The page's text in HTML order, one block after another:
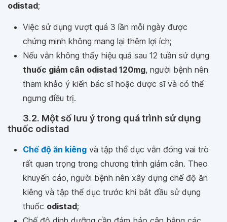
odistad;
Việc sử dụng vượt quá 3 lần mỗi ngày được
chứng minh không mang lại thêm lợi ích;
Nếu vẫn không thấy hiệu quả sau 12 tuần sử dụng
thuốc giảm cân odistad 120mg, người bệnh nên
tham khảo ý kiến bác sĩ hoặc dược sĩ và có thể
ngưng điều trị.
3.2. Một số lưu ý trong quá trình sử dụng
thuốc odistad
Chế độ ăn kiêng và tập thể dục vẫn đóng vai trò
rất quan trọng trong chương trình giảm cân. Theo
khuyến cáo, người bệnh nên xây dựng chế độ ăn
kiêng và tập thể dục trước khi bắt đầu sử dụng
thuốc odistad;